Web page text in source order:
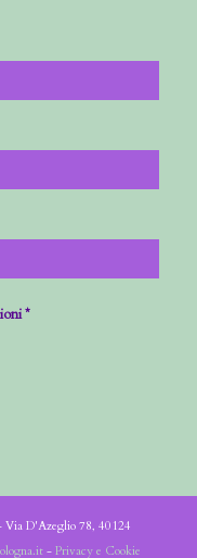
*
D'Azeglio 78, 40124
- Privacy e Cookie